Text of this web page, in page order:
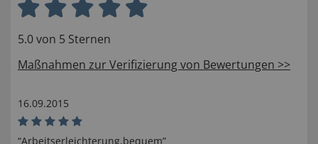
5.0 von 5 Sternen
Maßnahmen zur Verifizierung von Bewertungen >>
16.09.2015
“Arbeitserleichterung,bequem”